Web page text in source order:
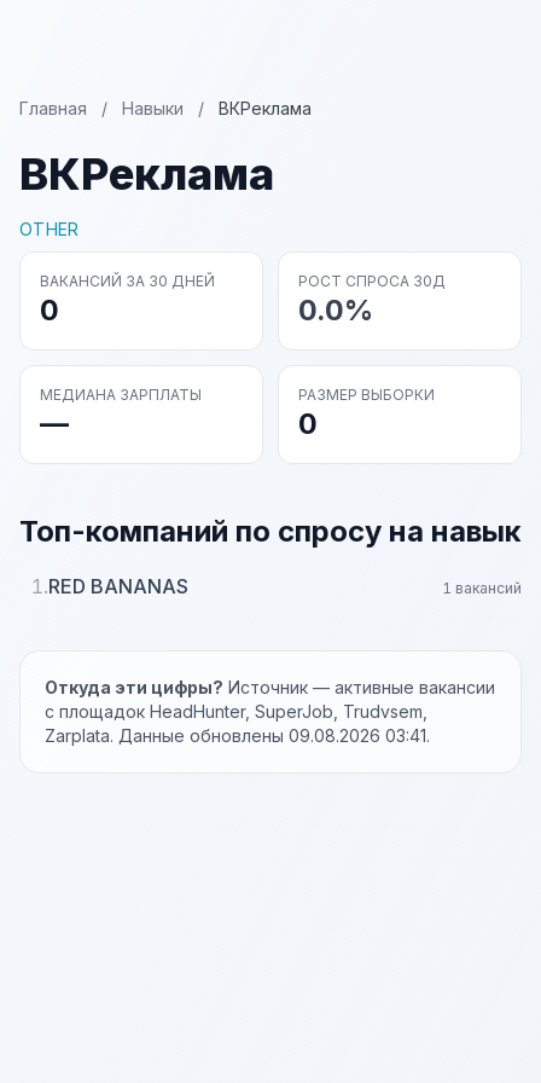
Главная / Навыки / ВКРеклама
ВКРеклама
OTHER
ВАКАНСИЙ ЗА 30 ДНЕЙ
0
РОСТ СПРОСА 30Д
0.0%
МЕДИАНА ЗАРПЛАТЫ
—
РАЗМЕР ВЫБОРКИ
0
Топ-компаний по спросу на навык
1.RED BANANAS 1 вакансий
Откуда эти цифры? Источник — активные вакансии
с площадок HeadHunter, SuperJob, Trudvsem,
Zarplata. Данные обновлены 09.08.2026 03:41.